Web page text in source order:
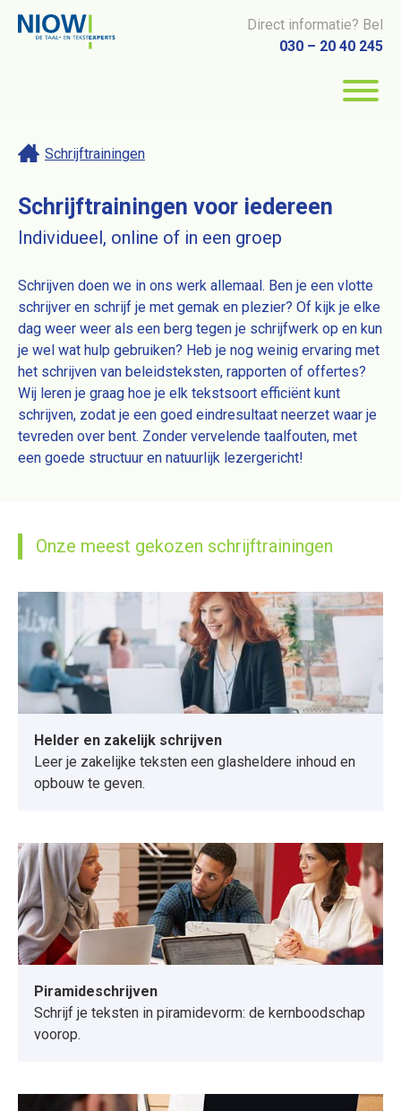
Direct informatie? Bel
030 – 20 40 245
Schrijftrainingen
Schrijftrainingen voor iedereen
Individueel, online of in een groep
Schrijven doen we in ons werk allemaal. Ben je een vlotte
schrijver en schrijf je met gemak en plezier? Of kijk je elke
dag weer weer als een berg tegen je schrijfwerk op en kun
je wel wat hulp gebruiken? Heb je nog weinig ervaring met
het schrijven van beleidsteksten, rapporten of offertes?
Wij leren je graag hoe je elk tekstsoort efficiënt kunt
schrijven, zodat je een goed eindresultaat neerzet waar je
tevreden over bent. Zonder vervelende taalfouten, met
een goede structuur en natuurlijk lezergericht!
Onze meest gekozen schrijftrainingen
Helder en zakelijk schrijven
Leer je zakelijke teksten een glasheldere inhoud en
opbouw te geven.
Piramideschrijven
Schrijf je teksten in piramidevorm: de kernboodschap
voorop.